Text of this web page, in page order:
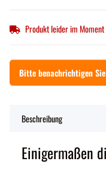
Produkt leider im
Bitte benachrichtigen
Beschreibung
Einigermaßen